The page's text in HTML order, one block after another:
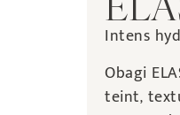
Intens
Obagi
teint,